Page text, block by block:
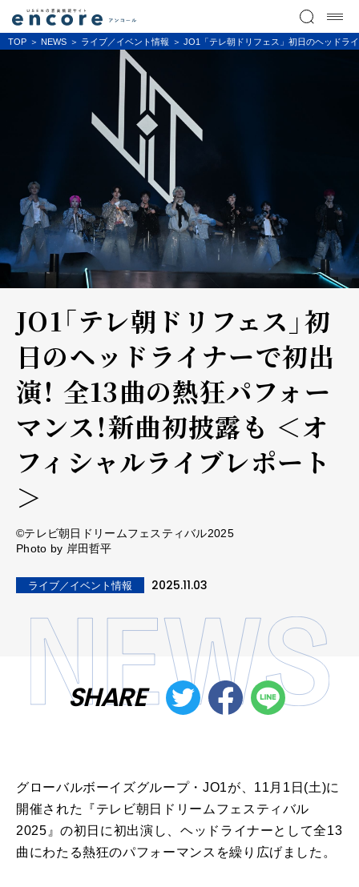
TOP NEWS ライブ／イベント情報 JO1「テレ朝ドリフェス」初日のヘッドラ
JO1「テレ朝ドリフェス」初
日のヘッドライナーで初出
演！ 全13曲の熱狂パフォー
マンス！新曲初披露も ＜オ
フィシャルライブレポート
＞
©テレビ朝日ドリームフェスティバル2025
Photo by 岸田哲平
ライブ／イベント情報 2025.11.03
SHARE
グローバルボーイズグループ・JO1が、11月1日(土)に
開催された『テレビ朝日ドリームフェスティバル
2025』の初日に初出演し、ヘッドライナーとして全13
曲にわたる熱狂のパフォーマンスを繰り広げました。